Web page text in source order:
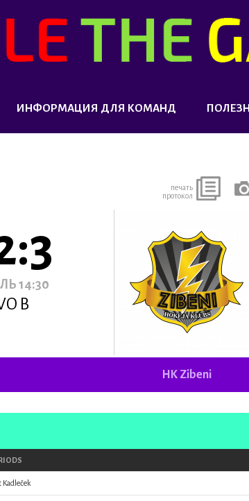
ИНФОРМАЦИЯ ДЛЯ КОМАНД
печать
протокол
14:30
B
HK Zibeni
Kadleček